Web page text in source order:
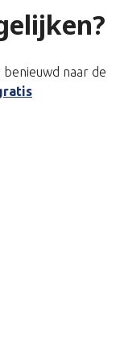
naar de